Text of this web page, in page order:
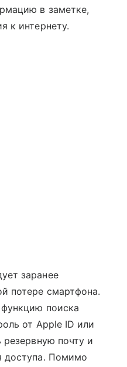
в заметке,
к интернету.
заранее
потере смартфона.
поиска
от Apple ID или
резервную почту и
доступа. Помимо